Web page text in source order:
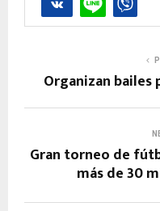
Organizan bailes
Gran torneo de
más de 30